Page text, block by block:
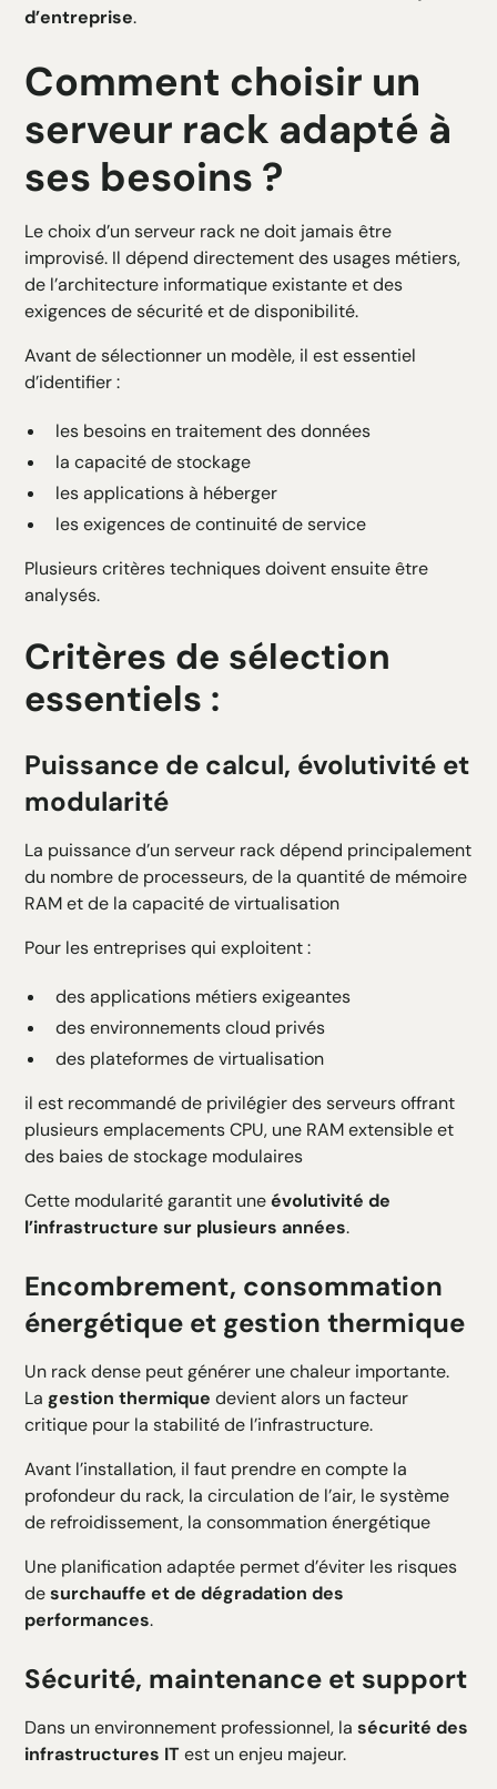
d’entreprise.
Comment choisir un
serveur rack adapté à
ses besoins ?
Le choix d’un serveur rack ne doit jamais être
improvisé. Il dépend directement des usages métiers,
de l’architecture informatique existante et des
exigences de sécurité et de disponibilité.
Avant de sélectionner un modèle, il est essentiel
d’identifier :
les besoins en traitement des données
la capacité de stockage
les applications à héberger
les exigences de continuité de service
Plusieurs critères techniques doivent ensuite être
analysés.
Critères de sélection
essentiels :
Puissance de calcul, évolutivité et
modularité
La puissance d’un serveur rack dépend principalement
du nombre de processeurs, de la quantité de mémoire
RAM et de la capacité de virtualisation
Pour les entreprises qui exploitent :
des applications métiers exigeantes
des environnements cloud privés
des plateformes de virtualisation
il est recommandé de privilégier des serveurs offrant
plusieurs emplacements CPU, une RAM extensible et
des baies de stockage modulaires
Cette modularité garantit uneévolutivité de
l’infrastructure sur plusieurs années.
Encombrement, consommation
énergétique et gestion thermique
Un rack dense peut générer une chaleur importante.
Lagestion thermique devient alors un facteur
critique pour la stabilité de l’infrastructure.
Avant l’installation, il faut prendre en compte la
profondeur du rack, la circulation de l’air, le système
de refroidissement, la consommation énergétique
Une planification adaptée permet d’éviter les risques
desurchauffe et de dégradation des
performances.
Sécurité, maintenance et support
Dans un environnement professionnel, lasécurité des
infrastructures ITest un enjeu majeur.